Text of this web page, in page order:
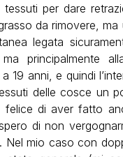
per dare
da rimovere, ma
legata
principalmente
19 anni, e quindi
delle cosce un
felice di aver fatto
di non
Nel mio caso con